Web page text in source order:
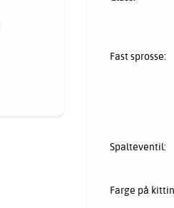
Fast sprosse:
Spalteventil:
Farge på